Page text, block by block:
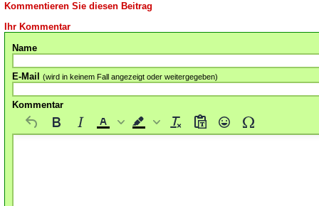
Kommentieren Sie diesen Beitrag
Ihr Kommentar
Name
E-Mail (wird in keinem Fall angezeigt oder weitergegeben)
Kommentar